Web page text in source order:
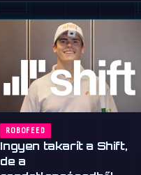
ROBOFEED
Ingyen takarít a Shift,
de a